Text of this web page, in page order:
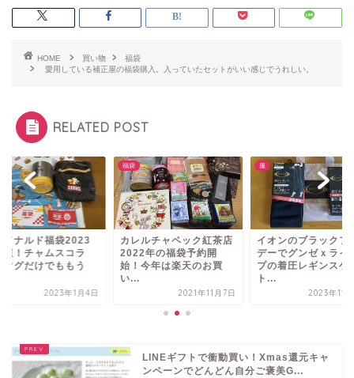
HOME 買い物
福袋
愛用している補正屋の福袋購入。入っていたセットがいい感じでうれしい。
RELATED POST
ドナルド福袋2023
選！チャムスコラ
マグだけでももう
2023年1月4日
福袋
カレルチャペック紅茶店
2022年の福袋予約開
始！今年は楽天のお買
い...
2021年11月7日
服
イオンのブラックフ
デーでグンゼｘライ
プの着圧レギンスゲ
ト...
2023年11
LINEギフトで衝動買い！Xmas還元キャ
ンペーンでどんどん自分ご褒美G...